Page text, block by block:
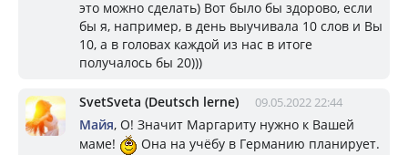
это можно сделать) Вот было бы здорово, если
бы я, например, в день выучивала 10 слов и Вы
10, а в головах каждой из нас в итоге
получалось бы 20)))
SvetSveta (Deutsch lerne) 09.05.2022 22:44
Майя, О! Значит Маргариту нужно к Вашей
маме!
Она на учёбу в Германию планирует.